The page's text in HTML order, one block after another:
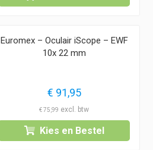
Euromex – Oculair iScope – EWF
10x 22 mm
€ 91,95
€75,99
Kies en Bestel